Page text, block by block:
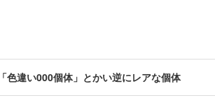
色違い000個体」とかい逆にレアな個体